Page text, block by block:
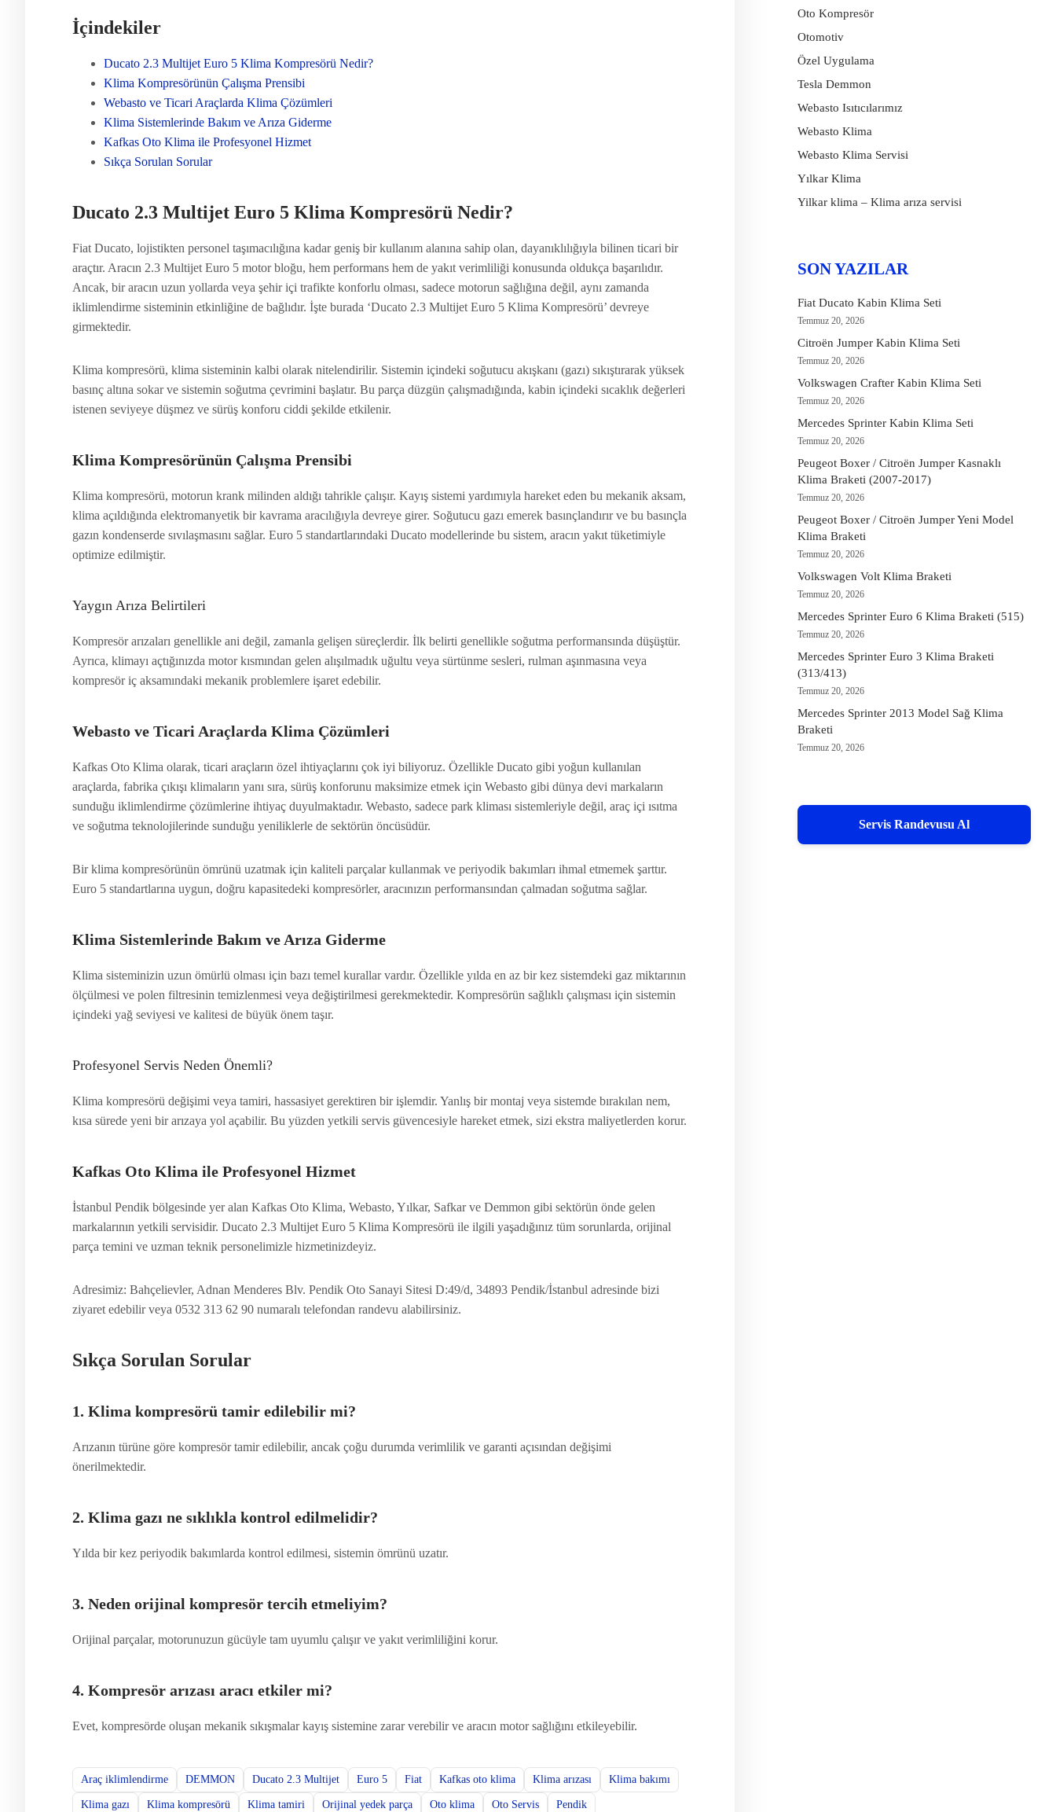
İçindekiler
Ducato 2.3 Multijet Euro 5 Klima Kompresörü Nedir?
Klima Kompresörünün Çalışma Prensibi
Webasto ve Ticari Araçlarda Klima Çözümleri
Klima Sistemlerinde Bakım ve Arıza Giderme
Kafkas Oto Klima ile Profesyonel Hizmet
Sıkça Sorulan Sorular
Ducato 2.3 Multijet Euro 5 Klima Kompresörü Nedir?
Fiat Ducato, lojistikten personel taşımacılığına kadar geniş bir kullanım alanına sahip olan, dayanıklılığıyla bilinen ticari bir
araçtır. Aracın 2.3 Multijet Euro 5 motor bloğu, hem performans hem de yakıt verimliliği konusunda oldukça başarılıdır.
Ancak, bir aracın uzun yollarda veya şehir içi trafikte konforlu olması, sadece motorun sağlığına değil, aynı zamanda
iklimlendirme sisteminin etkinliğine de bağlıdır. İşte burada ‘Ducato 2.3 Multijet Euro 5 Klima Kompresörü’ devreye
girmektedir.
Klima kompresörü, klima sisteminin kalbi olarak nitelendirilir. Sistemin içindeki soğutucu akışkanı (gazı) sıkıştırarak yüksek
basınç altına sokar ve sistemin soğutma çevrimini başlatır. Bu parça düzgün çalışmadığında, kabin içindeki sıcaklık değerleri
istenen seviyeye düşmez ve sürüş konforu ciddi şekilde etkilenir.
Klima Kompresörünün Çalışma Prensibi
Klima kompresörü, motorun krank milinden aldığı tahrikle çalışır. Kayış sistemi yardımıyla hareket eden bu mekanik aksam,
klima açıldığında elektromanyetik bir kavrama aracılığıyla devreye girer. Soğutucu gazı emerek basınçlandırır ve bu basınçla
gazın kondenserde sıvılaşmasını sağlar. Euro 5 standartlarındaki Ducato modellerinde bu sistem, aracın yakıt tüketimiyle
optimize edilmiştir.
Yaygın Arıza Belirtileri
Kompresör arızaları genellikle ani değil, zamanla gelişen süreçlerdir. İlk belirti genellikle soğutma performansında düşüştür.
Ayrıca, klimayı açtığınızda motor kısmından gelen alışılmadık uğultu veya sürtünme sesleri, rulman aşınmasına veya
kompresör iç aksamındaki mekanik problemlere işaret edebilir.
Webasto ve Ticari Araçlarda Klima Çözümleri
Kafkas Oto Klima olarak, ticari araçların özel ihtiyaçlarını çok iyi biliyoruz. Özellikle Ducato gibi yoğun kullanılan
araçlarda, fabrika çıkışı klimaların yanı sıra, sürüş konforunu maksimize etmek için Webasto gibi dünya devi markaların
sunduğu iklimlendirme çözümlerine ihtiyaç duyulmaktadır. Webasto, sadece park kliması sistemleriyle değil, araç içi ısıtma
ve soğutma teknolojilerinde sunduğu yeniliklerle de sektörün öncüsüdür.
Bir klima kompresörünün ömrünü uzatmak için kaliteli parçalar kullanmak ve periyodik bakımları ihmal etmemek şarttır.
Euro 5 standartlarına uygun, doğru kapasitedeki kompresörler, aracınızın performansından çalmadan soğutma sağlar.
Klima Sistemlerinde Bakım ve Arıza Giderme
Klima sisteminizin uzun ömürlü olması için bazı temel kurallar vardır. Özellikle yılda en az bir kez sistemdeki gaz miktarının
ölçülmesi ve polen filtresinin temizlenmesi veya değiştirilmesi gerekmektedir. Kompresörün sağlıklı çalışması için sistemin
içindeki yağ seviyesi ve kalitesi de büyük önem taşır.
Profesyonel Servis Neden Önemli?
Klima kompresörü değişimi veya tamiri, hassasiyet gerektiren bir işlemdir. Yanlış bir montaj veya sistemde bırakılan nem,
kısa sürede yeni bir arızaya yol açabilir. Bu yüzden yetkili servis güvencesiyle hareket etmek, sizi ekstra maliyetlerden korur.
Kafkas Oto Klima ile Profesyonel Hizmet
İstanbul Pendik bölgesinde yer alan Kafkas Oto Klima, Webasto, Yılkar, Safkar ve Demmon gibi sektörün önde gelen
markalarının yetkili servisidir. Ducato 2.3 Multijet Euro 5 Klima Kompresörü ile ilgili yaşadığınız tüm sorunlarda, orijinal
parça temini ve uzman teknik personelimizle hizmetinizdeyiz.
Adresimiz: Bahçelievler, Adnan Menderes Blv. Pendik Oto Sanayi Sitesi D:49/d, 34893 Pendik/İstanbul adresinde bizi
ziyaret edebilir veya 0532 313 62 90 numaralı telefondan randevu alabilirsiniz.
Sıkça Sorulan Sorular
1. Klima kompresörü tamir edilebilir mi?
Arızanın türüne göre kompresör tamir edilebilir, ancak çoğu durumda verimlilik ve garanti açısından değişimi
önerilmektedir.
2. Klima gazı ne sıklıkla kontrol edilmelidir?
Yılda bir kez periyodik bakımlarda kontrol edilmesi, sistemin ömrünü uzatır.
3. Neden orijinal kompresör tercih etmeliyim?
Orijinal parçalar, motorunuzun gücüyle tam uyumlu çalışır ve yakıt verimliliğini korur.
4. Kompresör arızası aracı etkiler mi?
Evet, kompresörde oluşan mekanik sıkışmalar kayış sistemine zarar verebilir ve aracın motor sağlığını etkileyebilir.
Araç iklimlendirme DEMMON Ducato 2.3 Multijet Euro 5 Fiat Kafkas oto klima Klima arızası Klima bakımı
Klima gazı Klima kompresörü Klima tamiri Orijinal yedek parça Oto klima Oto Servis Pendik
Oto Kompresör
Otomotiv
Özel Uygulama
Tesla Demmon
Webasto Isıtıcılarımız
Webasto Klima
Webasto Klima Servisi
Yılkar Klima
Yilkar klima – Klima arıza servisi
SON YAZILAR
Fiat Ducato Kabin Klima Seti
Temmuz 20, 2026
Citroën Jumper Kabin Klima Seti
Temmuz 20, 2026
Volkswagen Crafter Kabin Klima Seti
Temmuz 20, 2026
Mercedes Sprinter Kabin Klima Seti
Temmuz 20, 2026
Peugeot Boxer / Citroën Jumper Kasnaklı
Klima Braketi (2007-2017)
Temmuz 20, 2026
Peugeot Boxer / Citroën Jumper Yeni Model
Klima Braketi
Temmuz 20, 2026
Volkswagen Volt Klima Braketi
Temmuz 20, 2026
Mercedes Sprinter Euro 6 Klima Braketi (515)
Temmuz 20, 2026
Mercedes Sprinter Euro 3 Klima Braketi
(313/413)
Temmuz 20, 2026
Mercedes Sprinter 2013 Model Sağ Klima
Braketi
Temmuz 20, 2026
Servis Randevusu Al